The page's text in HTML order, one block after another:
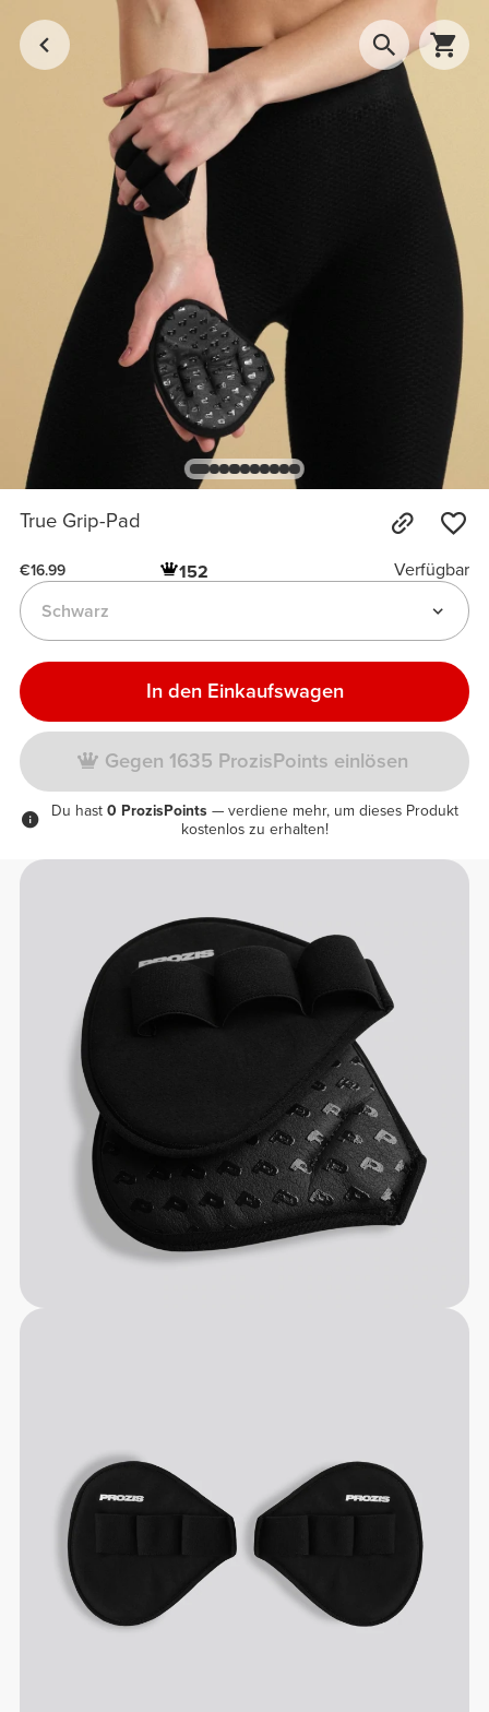
True Grip-Pad
€16.99 152
Verfügbar
Schwarz
In den Einkaufswagen
Gegen 1635 ProzisPoints einlösen
Du hast 0 ProzisPoints — verdiene mehr, um dieses Produkt
kostenlos zu erhalten!